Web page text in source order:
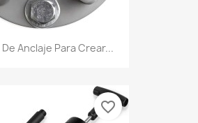
Anclaje Para Crear...
favorite_border